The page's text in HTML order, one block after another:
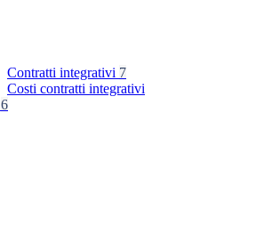
Contratti integrativi 7
Costi contratti integrativi
6